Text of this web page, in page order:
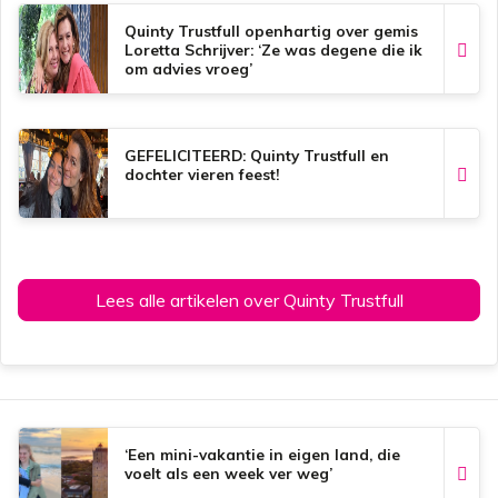
o
k
p
p
e
s
t
Quinty Trustfull openhartig over gemis
Loretta Schrijver: ‘Ze was degene die ik
om advies vroeg’
GEFELICITEERD: Quinty Trustfull en
dochter vieren feest!
Lees alle artikelen over Quinty Trustfull
‘Een mini-vakantie in eigen land, die
voelt als een week ver weg’